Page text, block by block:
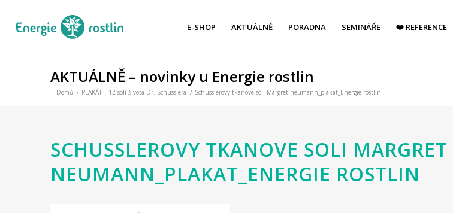
E-SHOP AKTUÁLNĚ PORADNA SEMINÁŘE ❤️ REFERENCE
AKTUÁLNĚ – novinky u Energie rostlin
Domů / PLAKÁT – 12 solí života Dr. Schüsslera / Schusslerovy tkanove soli Margret neumann_plakat_Energie rostlin
SCHUSSLEROVY TKANOVE SOLI MARGRET
NEUMANN_PLAKAT_ENERGIE ROSTLIN